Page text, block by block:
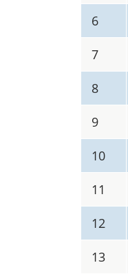
6
7
8
9
10
11
12
13